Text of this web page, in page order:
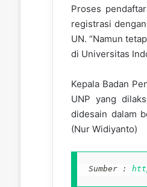
Proses
registrasi
UN. “Namun
di Universitas
Kepala Badan
UNP yang
didesain dalam
(Nur Widiyanto)
Sumber :